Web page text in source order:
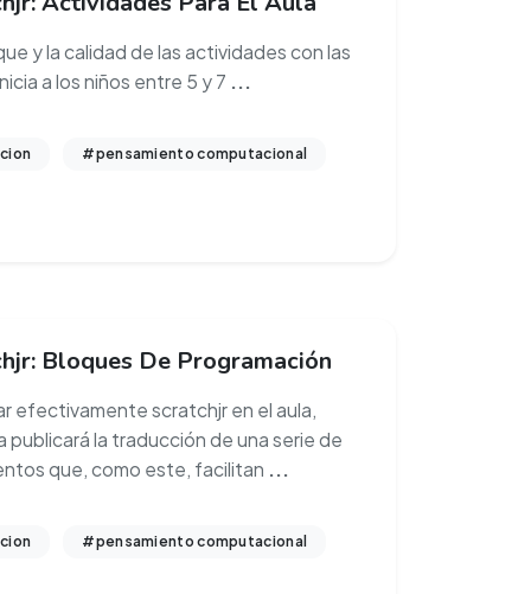
y la calidad de las actividades con las
a los niños entre 5 y 7 ...
#pensamiento computacional
Bloques De Programación
efectivamente scratchjr en el aula,
publicará la traducción de una serie de
que, como este, facilitan ...
#pensamiento computacional